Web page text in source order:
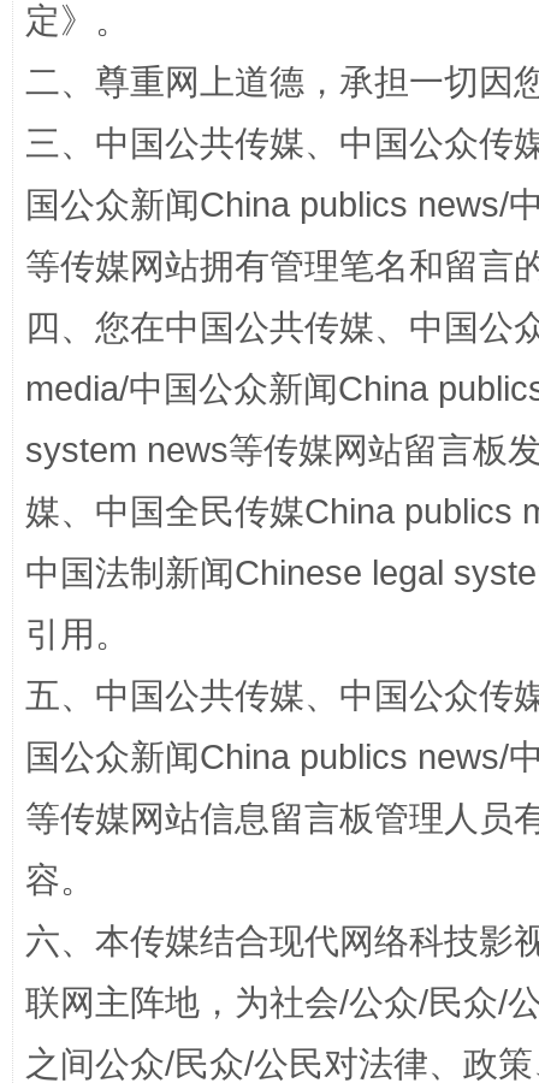
国家大学科技园优化重塑工作
扯下公款旅游的“隐身衣” 如何以
“蜀中异人”王建安的艺术幻境
定》。
二、尊重网上道德，承担一切因
三、中国公共传媒、中国公众传
国公众新闻China publics news/
等传媒网站拥有管理笔名和留言
四、您在中国公共传媒、中国公
media/中国公众新闻China
system news等传媒网站留言板
媒、中国全民传媒China publics
中国法制新闻Chinese legal
引用。
五、中国公共传媒、中国公众传
国公众新闻China publics news/
等传媒网站信息留言板管理人员
容。
六、本传媒结合现代网络科技影
联网主阵地，为社会/公众/民众/
之间公众/民众/公民对法律、政